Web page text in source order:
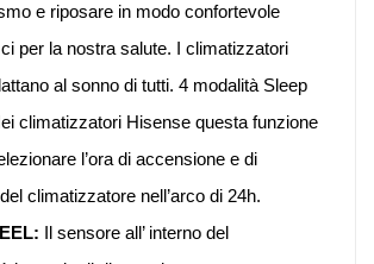
e riposare in modo confortevole
per la nostra salute. I climatizzatori
al sonno di tutti. 4 modalità Sleep
climatizzatori Hisense questa funzione
l’ora di accensione e di
climatizzatore nell’arco di 24h.
Il sensore all’ interno del